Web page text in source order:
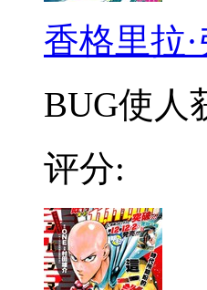
香格里拉
BUG使人
评分: